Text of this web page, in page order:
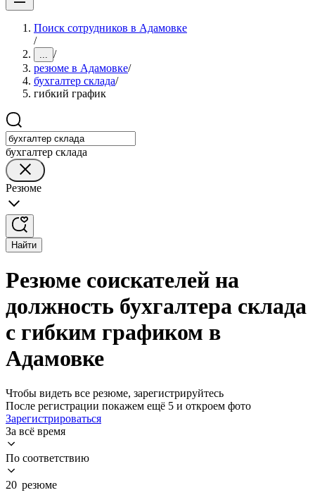
Поиск сотрудников в Адамовке
/
... /
резюме в Адамовке/
бухгалтер склада/
гибкий график
бухгалтер склада
Резюме
Найти
Резюме соискателей на
должность бухгалтера склада
с гибким графиком в
Адамовке
Чтобы видеть все резюме, зарегистрируйтесь
После регистрации покажем ещё 5 и откроем фото
Зарегистрироваться
За всё время
По соответствию
20 резюме